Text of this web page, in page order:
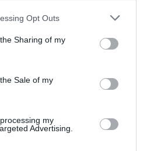
app uses one or more Google
usage behaviour. You may click to
and its third-party tags to
purposes in below Google
Opt Outs
Sharing of my
Sale of my
my
Advertising.
a város sajátos
A youtuber szerint a prágai
eltér attól, amit az
megszokott. Elmondása
közösen falatoznak,
beszélgetnek. Úgy véli,
mint az otthoni
gyakran egy asztaltársaság
bámulják.